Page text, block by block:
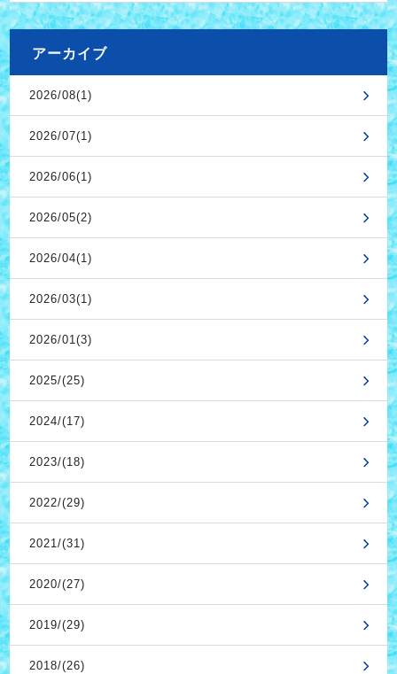
アーカイブ
2026/08(1)
2026/07(1)
2026/06(1)
2026/05(2)
2026/04(1)
2026/03(1)
2026/01(3)
2025/(25)
2024/(17)
2023/(18)
2022/(29)
2021/(31)
2020/(27)
2019/(29)
2018/(26)